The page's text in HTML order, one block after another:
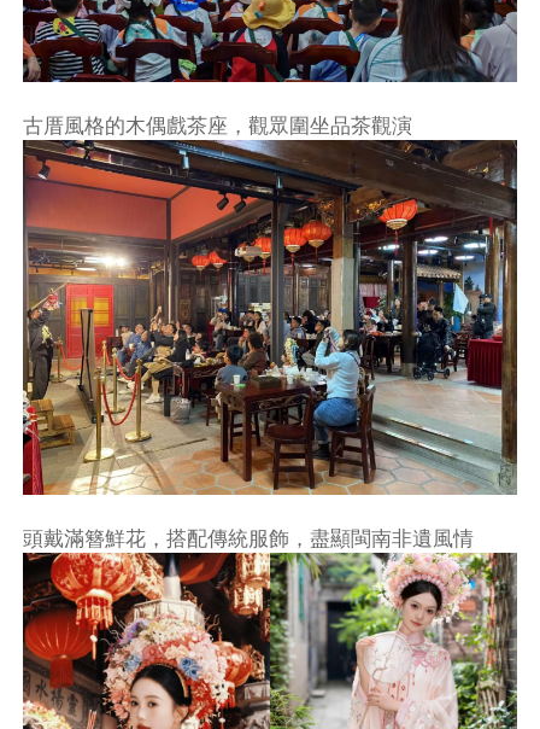
古厝風格的木偶戲茶座，觀眾圍坐品茶觀演
頭戴滿簪鮮花，搭配傳統服飾，盡顯閩南非遺風情